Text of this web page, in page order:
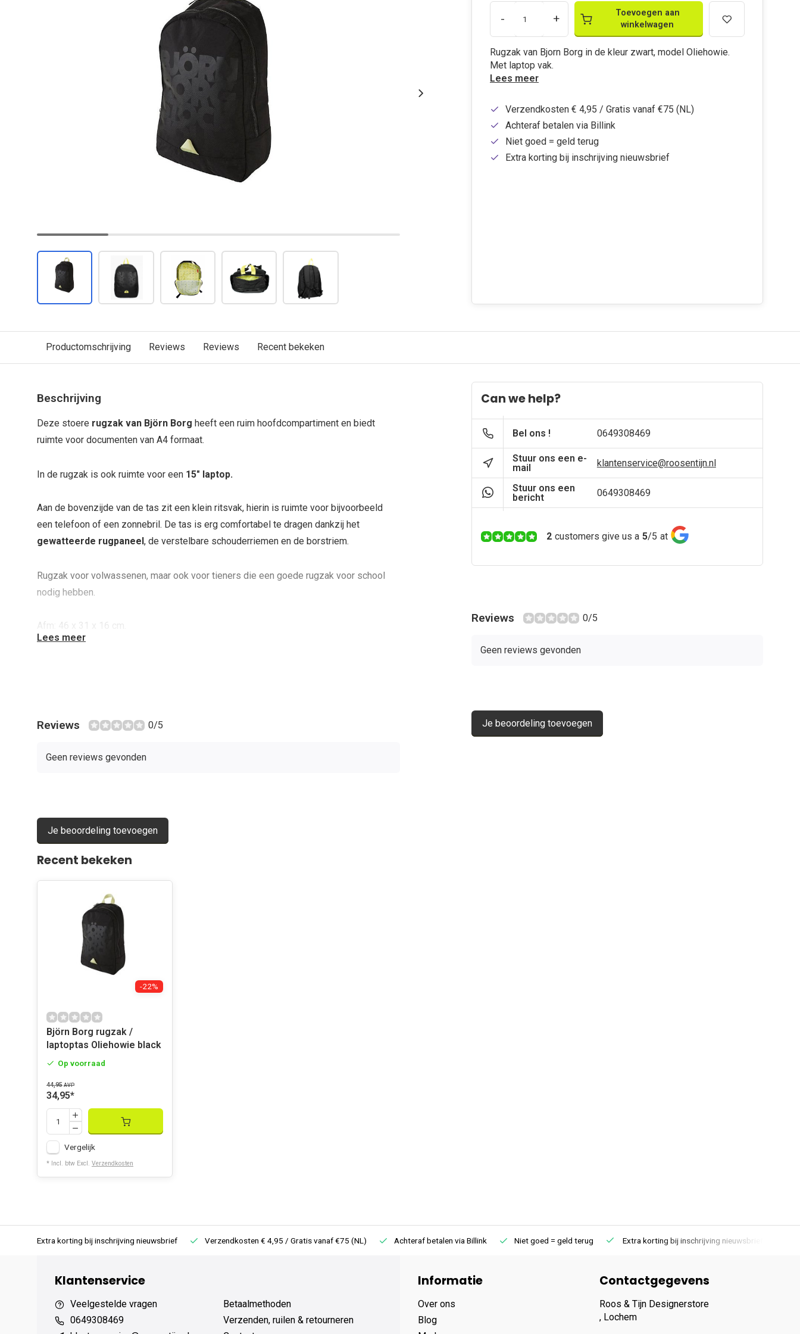
- +
Toevoegen aan
winkelwagen
Rugzak van Bjorn Borg in de kleur zwart, model Oliehowie.
Met laptop vak.
Lees meer
Verzendkosten € 4,95 / Gratis vanaf €75 (NL)
Achteraf betalen via Billink
Niet goed = geld terug
Extra korting bij inschrijving nieuwsbrief
Productomschrijving Reviews Reviews Recent bekeken
Beschrijving
Deze stoere rugzak van Björn Borg heeft een ruim hoofdcompartiment en biedt
ruimte voor documenten van A4 formaat.
In de rugzak is ook ruimte voor een 15" laptop.
Aan de bovenzijde van de tas zit een klein ritsvak, hierin is ruimte voor bijvoorbeeld
een telefoon of een zonnebril. De tas is erg comfortabel te dragen dankzij het
gewatteerde rugpaneel, de verstelbare schouderriemen en de borstriem.
Rugzak voor volwassenen, maar ook voor tieners die een goede rugzak voor school
nodig hebben.
Afm: 46 x 31 x 16 cm.
Maximale afmeting laptop: 34 x 29 x 2 cm.
Ritsvak aan bovenzijde
Ruimte voor een 15" laptop
Lees meer
Reviews 0/5
Geen reviews gevonden
Je beoordeling toevoegen
Can we help?
Bel ons ! 0649308469
Stuur ons een e-
mail
klantenservice@roosentijn.nl
Stuur ons een
bericht
0649308469
2 customers give us a 5/5 at
Reviews 0/5
Geen reviews gevonden
Je beoordeling toevoegen
Recent bekeken
-22%
Björn Borg rugzak /
laptoptas Oliehowie black
Op voorraad
44,95 AVP
34,95*
Vergelijk
* Incl. btw Excl. Verzendkosten
Extra korting bij inschrijving nieuwsbrief Verzendkosten € 4,95 / Gratis vanaf €75 (NL) Achteraf betalen via Billink Niet goed = geld terug Extra korting bij inschrijving nieuwsbrief
Klantenservice
Veelgestelde vragen
0649308469
Betaalmethoden
Verzenden, ruilen & retourneren
Informatie
Over ons
Blog
Contactgegevens
Roos & Tijn Designerstore
, Lochem